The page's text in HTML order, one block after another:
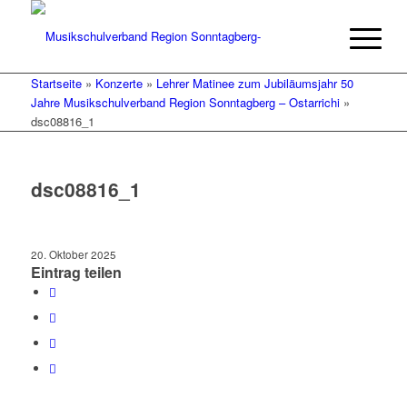
Startseite» Konzerte» Lehrer Matinee zum Jubiläumsjahr 50
Jahre Musikschulverband Region Sonntagberg – Ostarrichi»
dsc08816_1
dsc08816_1
20. Oktober 2025
Eintrag teilen